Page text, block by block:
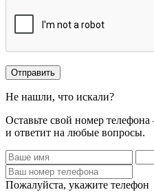
Отправить
Не нашли, что искали?
Оставьте свой номер
и ответит на любые вопросы.
Пожалуйста, укажите телефон